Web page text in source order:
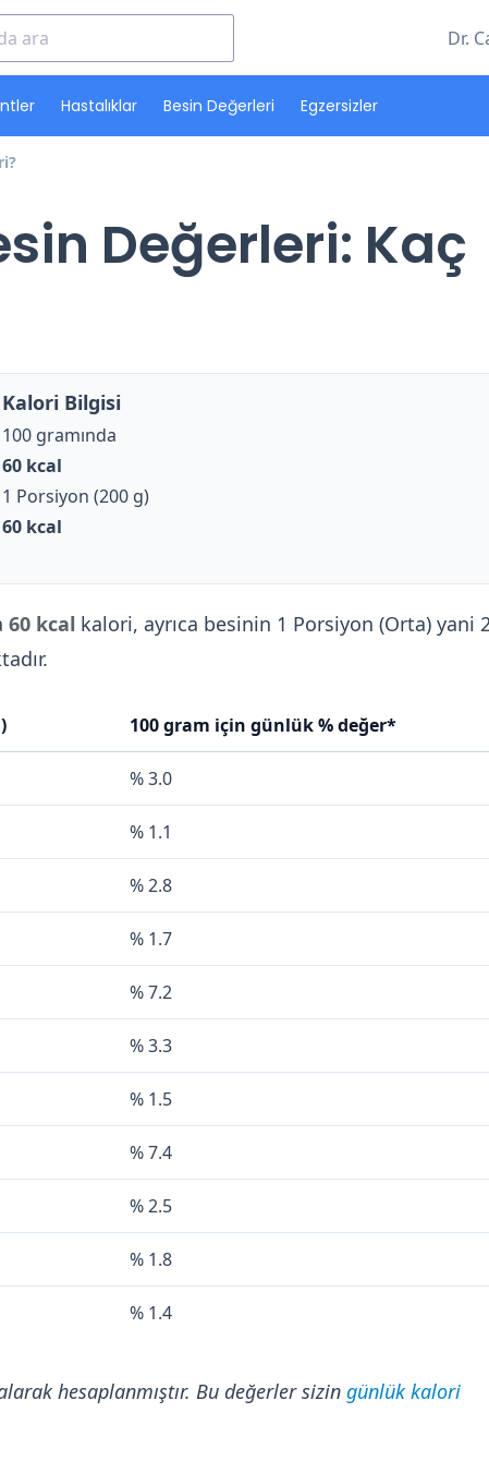
ara Dr.
Hastalıklar Besin Değerleri Egzersizler
Değerleri: Kaç
Kalori Bilgisi
100 gramında
60 kcal
1 Porsiyon (200 g)
60 kcal
60 kcal kalori, ayrıca besinin 1 Porsiyon (Orta) yani
100 gram için günlük % değer*
% 3.0
% 1.1
% 2.8
% 1.7
% 7.2
% 3.3
% 1.5
% 7.4
% 2.5
% 1.8
% 1.4
hesaplanmıştır. Bu değerler sizin günlük kalori